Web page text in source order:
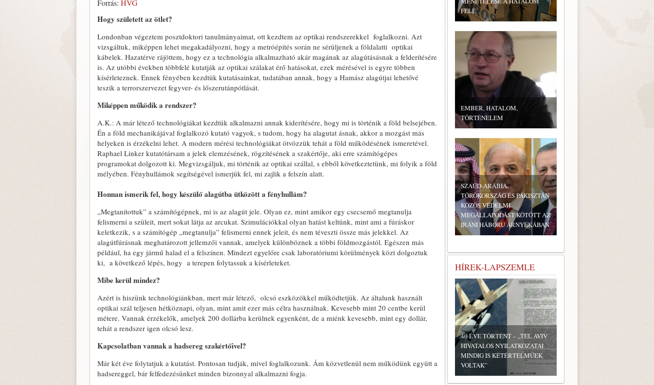
Forrás: HVG
Hogy született az ötlet?
Londonban végeztem posztdoktori tanulmányaimat, ott kezdtem az optikai rendszerekkel foglalkozni. Azt
vizsgáltuk, miképpen lehet megakadályozni, hogy a metróépítés során ne sérüljenek a földalatti optikai
kábelek. Hazatérve rájöttem, hogy ez a technológia alkalmazható akár magának az alagútásásnak a felderítésére
is. Az utóbbi években többfelé kutatják az optikai szálakat érő hatásokat, ezek mérésével is egyre többen
kísérleteznek. Ennek fényében kezdtük kutatásainkat, tudatában annak, hogy a Hamász alagútjai lehetővé
teszik a terrorszervezet fegyver- és lőszerutánpótlását.
Miképpen működik a rendszer?
A.K.: A már létező technológiákat kezdtük alkalmazni annak kiderítésére, hogy mi is történik a föld belsejében.
Én a föld mechanikájával foglalkozó kutató vagyok, s tudom, hogy ha alagutat ásnak, akkor a mozgást más
helyeken is érzékelni lehet. A modern mérési technológiákat ötvözzük tehát a föld működésének ismeretével.
Raphael Linker kutatótársam a jelek elemzésének, rögzítésének a szakértője, aki erre számítógépes
programokat dolgozott ki. Megvizsgáljuk, mi történik az optikai szállal, s ebből következtetünk, mi folyik a föld
mélyében. Fényhullámok segítségével ismerjük fel, mi zajlik a felszín alatt.
Honnan ismerik fel, hogy készülő alagútba ütközött a fényhullám?
„Megtanítottuk” a számítógépnek, mi is az alagút jele. Olyan ez, mint amikor egy csecsemő megtanulja
felismerni a szüleit, mert sokat látja az arcukat. Szimulációkkal olyan hatást keltünk, mint ami a fúráskor
keletkezik, s a számítógép „megtanulja” felismerni ennek jeleit, és nem téveszti össze más jelekkel. Az
alagútfúrásnak meghatározott jellemzői vannak, amelyek különböznek a többi földmozgástól. Egészen más
például, ha egy jármű halad el a felszínen. Mindezt egyelőre csak laboratóriumi körülmények közt dolgoztuk
ki, a következő lépés, hogy a terepen folytassuk a kísérleteket.
Mibe kerül mindez?
Azért is hiszünk technológiánkban, mert már létező, olcsó eszközökkel működtetjük. Az általunk használt
optikai szál teljesen hétköznapi, olyan, mint amit ezer más célra használnak. Kevesebb mint 20 centbe kerül
métere. Vannak érzékelők, amelyek 200 dollárba kerülnek egyenként, de a miénk kevesebb, mint egy dollár,
tehát a rendszer igen olcsó lesz.
Kapcsolatban vannak a hadsereg szakértőivel?
Már két éve folytatjuk a kutatást. Pontosan tudják, mivel foglalkozunk. Ám közvetlenül nem működünk együtt a
hadsereggel, bár felfedezésünket minden bizonnyal alkalmazni fogja.
FELÉ
EMBER, HATALOM,
TÖRTÉNELEM
SZAÚD-ARÁBIA,
TÖRÖKORSZÁG ÉS PAKISZTÁN
KÖZÖS VÉDELMI
MEGÁLLAPODÁST KÖTÖTT AZ
IRÁNI HÁBORÚ ÁRNYÉKÁBAN
HÍREK-LAPSZEMLE
40 ÉVE TÖRTÉNT – „TEL AVIV
HIVATALOS NYILATKOZATAI
MINDIG IS KÉTÉRTELMŰEK
VOLTAK”